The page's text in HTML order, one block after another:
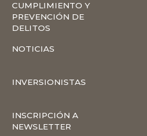
CUMPLIMIENTO Y
PREVENCIÓN DE
DELITOS
NOTICIAS
INVERSIONISTAS
INSCRIPCIÓN A
NEWSLETTER